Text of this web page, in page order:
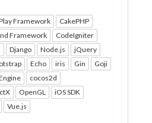
Framework
CakePHP
Framework
CodeIgniter
Django Node.js
jQuery
Echo iris Gin
Goji
cocos2d
OpenGL
iOS SDK
Vue.js